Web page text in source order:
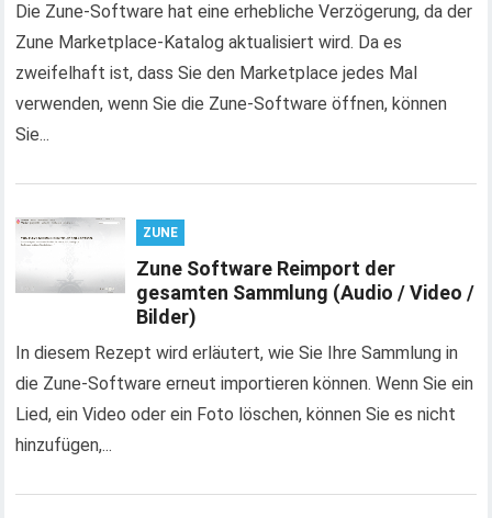
Die Zune-Software hat eine erhebliche Verzögerung, da der
Zune Marketplace-Katalog aktualisiert wird. Da es
zweifelhaft ist, dass Sie den Marketplace jedes Mal
verwenden, wenn Sie die Zune-Software öffnen, können
Sie...
ZUNE
Zune Software Reimport der
gesamten Sammlung (Audio / Video /
Bilder)
In diesem Rezept wird erläutert, wie Sie Ihre Sammlung in
die Zune-Software erneut importieren können. Wenn Sie ein
Lied, ein Video oder ein Foto löschen, können Sie es nicht
hinzufügen,...